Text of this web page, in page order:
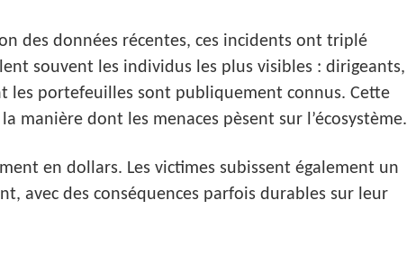
des données récentes, ces incidents ont triplé
souvent les individus les plus visibles : dirigeants,
les portefeuilles sont publiquement connus. Cette
manière dont les menaces pèsent sur l’écosystème.
en dollars. Les victimes subissent également un
avec des conséquences parfois durables sur leur